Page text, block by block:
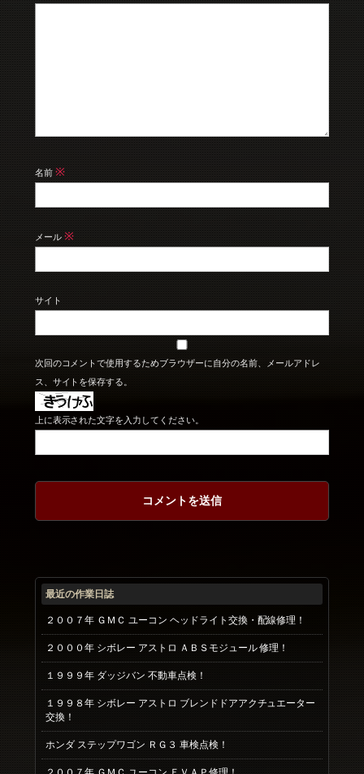
名前 ※
メール ※
サイト
次回のコメントで使用するためブラウザーに自分の名前、メールアドレ
ス、サイトを保存する。
上に表示された文字を入力してください。
最近の作業日誌
２００７年 ＧＭＣ ユーコン ヘッドライト交換・配線修理！
２０００年 シボレー アストロ ＡＢＳモジュール 修理！
１９９９年 ダッジバン 不動車点検！
１９９８年 シボレー アストロ ブレンドドアアクチュエーター
交換！
ホンダ ステップワゴン ＲＧ３ 車検点検！